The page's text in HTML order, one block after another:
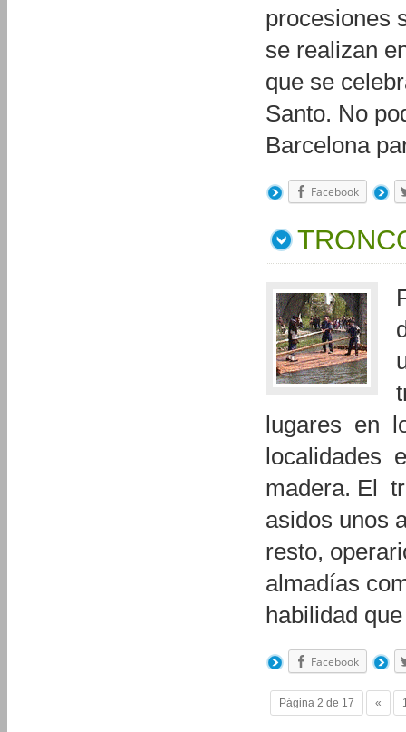
procesiones
se realizan
que se
Santo. No
Barcelona
Facebook
lugares en
localidades
madera. El
asidos unos
resto,
almadías
habilidad
Facebook
Página 2 de 17 «